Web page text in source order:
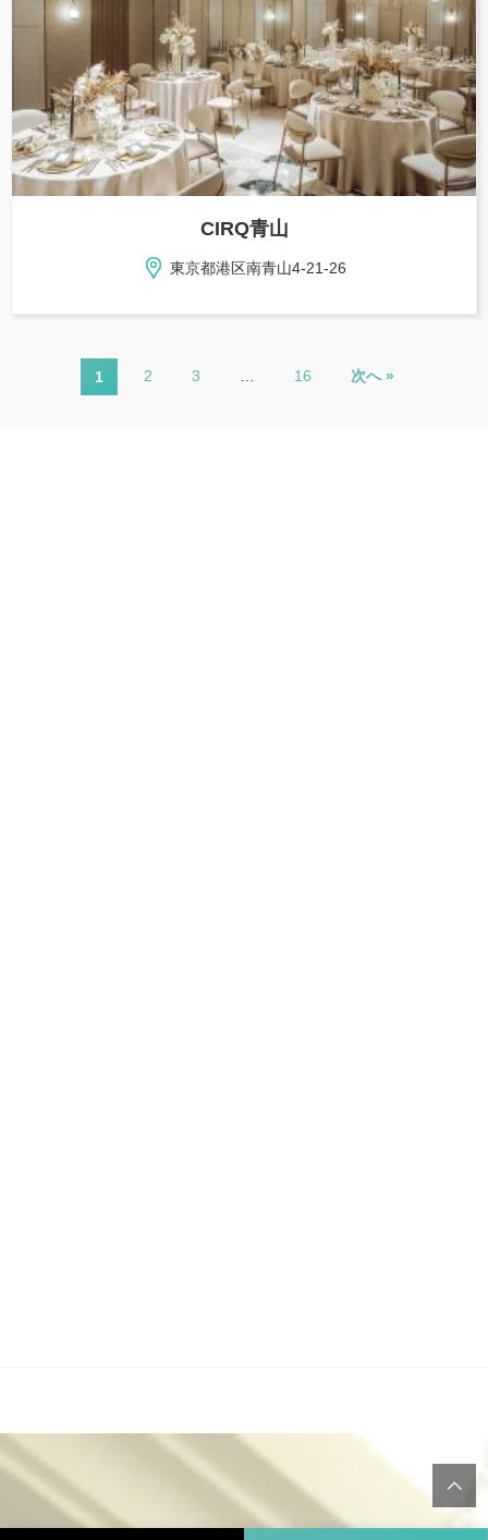
CIRQ青山
東京都港区南青山4-21-26
1 2 3 16 次へ »